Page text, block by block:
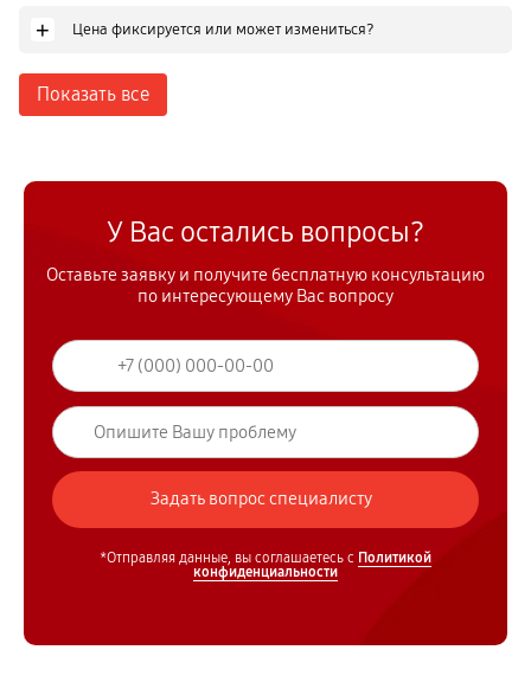
+ Цена фиксируется или может измениться?
Показать все
У Вас остались вопросы?
Оставьте заявку и получите бесплатную консультацию
по интересующему Вас вопросу
*Отправляя данные, вы соглашаетесь с Политикой
конфиденциальности